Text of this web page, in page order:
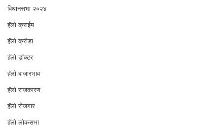
विधानसभा २०२४
⁠हॅलो क्राईम
हॅलो क्रीडा
हॅलो डॉक्टर
हॅलो बाजारभाव
हॅलो राजकारण
⁠हॅलो रोजगार
हॅलो लोकसभा